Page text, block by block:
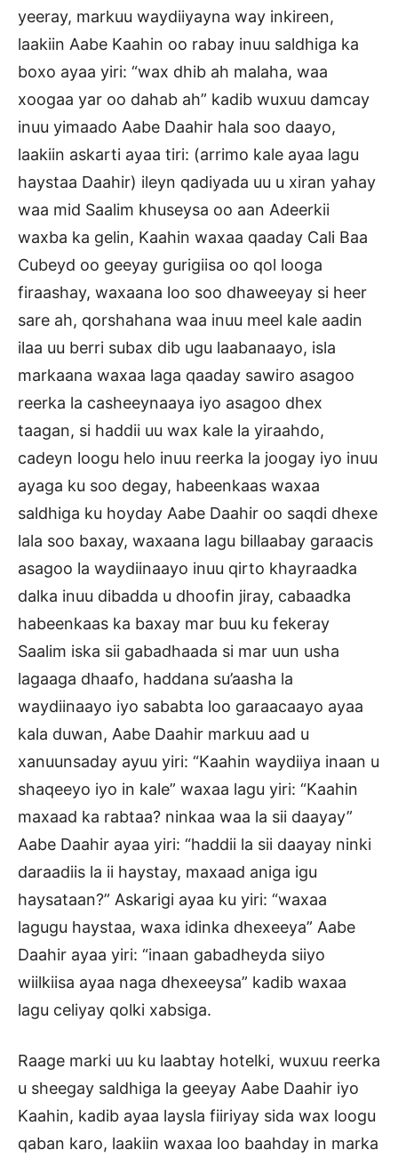
yeeray, markuu waydiiyayna way inkireen,
laakiin Aabe Kaahin oo rabay inuu saldhiga ka
boxo ayaa yiri: “wax dhib ah malaha, waa
xoogaa yar oo dahab ah” kadib wuxuu damcay
inuu yimaado Aabe Daahir hala soo daayo,
laakiin askarti ayaa tiri: (arrimo kale ayaa lagu
haystaa Daahir) ileyn qadiyada uu u xiran yahay
waa mid Saalim khuseysa oo aan Adeerkii
waxba ka gelin, Kaahin waxaa qaaday Cali Baa
Cubeyd oo geeyay gurigiisa oo qol looga
firaashay, waxaana loo soo dhaweeyay si heer
sare ah, qorshahana waa inuu meel kale aadin
ilaa uu berri subax dib ugu laabanaayo, isla
markaana waxaa laga qaaday sawiro asagoo
reerka la casheeynaaya iyo asagoo dhex
taagan, si haddii uu wax kale la yiraahdo,
cadeyn loogu helo inuu reerka la joogay iyo inuu
ayaga ku soo degay, habeenkaas waxaa
saldhiga ku hoyday Aabe Daahir oo saqdi dhexe
lala soo baxay, waxaana lagu billaabay garaacis
asagoo la waydiinaayo inuu qirto khayraadka
dalka inuu dibadda u dhoofin jiray, cabaadka
habeenkaas ka baxay mar buu ku fekeray
Saalim iska sii gabadhaada si mar uun usha
lagaaga dhaafo, haddana su’aasha la
waydiinaayo iyo sababta loo garaacaayo ayaa
kala duwan, Aabe Daahir markuu aad u
xanuunsaday ayuu yiri: “Kaahin waydiiya inaan u
shaqeeyo iyo in kale” waxaa lagu yiri: “Kaahin
maxaad ka rabtaa? ninkaa waa la sii daayay”
Aabe Daahir ayaa yiri: “haddii la sii daayay ninki
daraadiis la ii haystay, maxaad aniga igu
haysataan?” Askarigi ayaa ku yiri: “waxaa
lagugu haystaa, waxa idinka dhexeeya” Aabe
Daahir ayaa yiri: “inaan gabadheyda siiyo
wiilkiisa ayaa naga dhexeeysa” kadib waxaa
lagu celiyay qolki xabsiga.
Raage marki uu ku laabtay hotelki, wuxuu reerka
u sheegay saldhiga la geeyay Aabe Daahir iyo
Kaahin, kadib ayaa laysla fiiriyay sida wax loogu
qaban karo, laakiin waxaa loo baahday in marka